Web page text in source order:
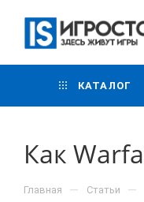
КАТАЛОГ
Как
Главная — Статьи —